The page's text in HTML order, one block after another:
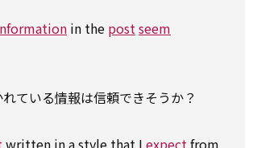
in the postseem
ている情報は信頼できそうか？
written in a style that I expectfrom